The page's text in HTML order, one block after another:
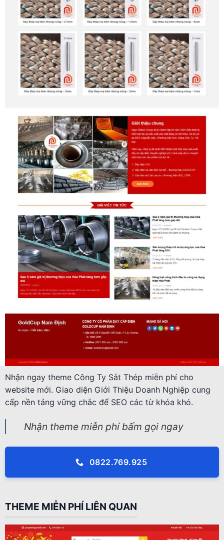
Nhận ngay theme Công Ty Sắt Thép miễn phí cho
website mới. Giao diện Giới Thiệu Doanh Nghiệp cung
cấp nền tảng vững chắc để SEO các từ khóa khó.
Nhận theme miễn phí bấm gọi ngay
0822.769.925
THEME MIỄN PHÍ LIÊN QUAN